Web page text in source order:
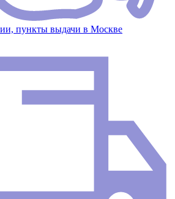
пункты выдачи в Москве